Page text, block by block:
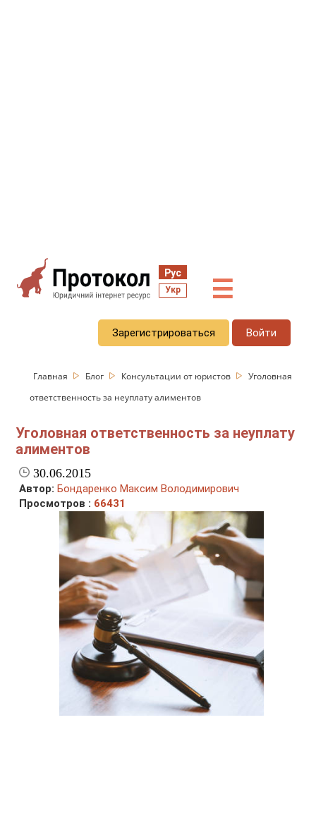
Рус
Укр ☰
Зарегистрироваться Войти
Главная Блог Консультации от юристов
Уголовная
ответственность за неуплату алиментов
Уголовная ответственность за неуплату
алиментов
30.06.2015
Автор: Бондаренко Максим Володимирович
Просмотров : 66431